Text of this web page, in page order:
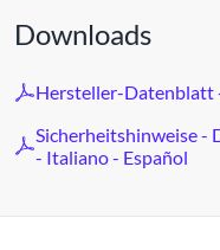
Downloads
Hersteller-Datenblatt
Sicherheitshinweise -
- Italiano - Español